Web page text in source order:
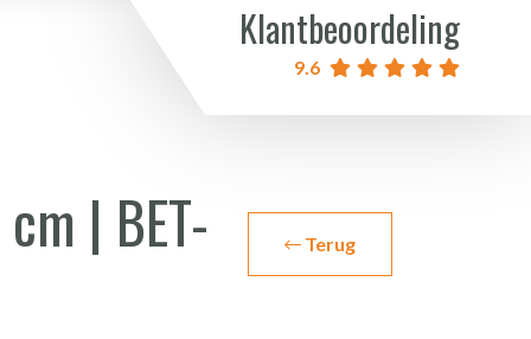
Klantbeoordeling
9.6
| BET-
Terug